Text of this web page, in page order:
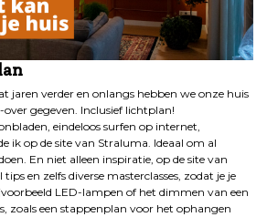
jaren verder en onlangs hebben we onze huis
gegeven. Inclusief lichtplan!
eindeloos surfen op internet,
ik op de site van Straluma. Ideaal om al
En niet alleen inspiratie, op de site van
en zelfs diverse masterclasses, zodat je je
LED-lampen of het dimmen van een
zoals een stappenplan voor het ophangen